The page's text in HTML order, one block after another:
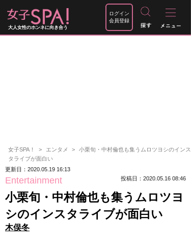
大人女性のホンネに向き合う
ログイン
会員登録
女子SPA！ エンタメ
小栗旬・中村倫也も集うムロツヨシのインス
タライブが面白い
更新日：2020.05.19 16:13
Entertainment 投稿日：2020.05.16 08:46
小栗旬・中村倫也も集うムロツヨ
シのインスタライブが面白い
木俣冬